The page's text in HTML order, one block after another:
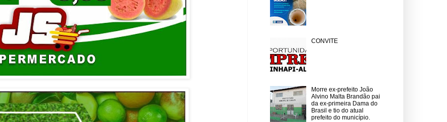
CONVITE
Morre ex-prefeito João
Alvino Malta Brandão pai
da ex-primeira Dama do
Brasil e tio do atual
prefeito do município.